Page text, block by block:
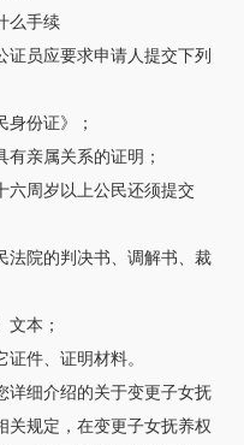
么手续
员应要求申请人提交下列
身份证》；
有亲属关系的证明；
六周岁以上公民还须提交
法院的判决书、调解书、裁
文本；
证件、证明材料。
详细介绍的关于变更子女抚
关规定，在变更子女抚养权